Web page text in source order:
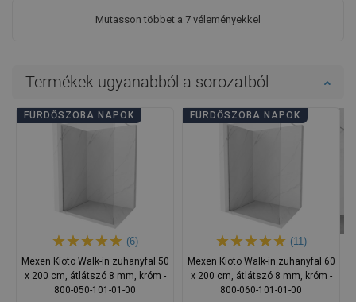
Mutasson többet a 7 véleményekkel
Termékek ugyanabból a sorozatból
FÜRDŐSZOBA NAPOK
(6)
Mexen Kioto Walk-in zuhanyfal 50
x 200 cm, átlátszó 8 mm, króm -
800-050-101-01-00
FÜRDŐSZOBA NAPOK
(11)
Mexen Kioto Walk-in zuhanyfal 60
x 200 cm, átlátszó 8 mm, króm -
800-060-101-01-00